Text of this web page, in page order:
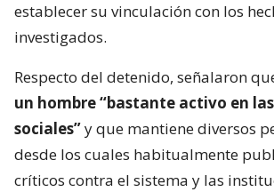
establecer su vinculación con los
investigados.
Respecto del detenido, señalaron
un hombre “bastante activo en
sociales”y que mantiene diversos
desde los cuales habitualmente
críticos contra el sistema y las